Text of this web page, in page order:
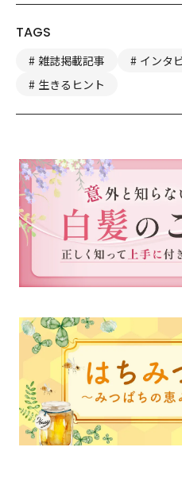
TAGS
雑誌掲載記事 インタ
生きるヒント